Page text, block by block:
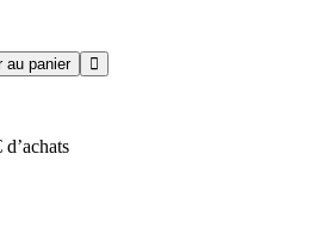
au panier